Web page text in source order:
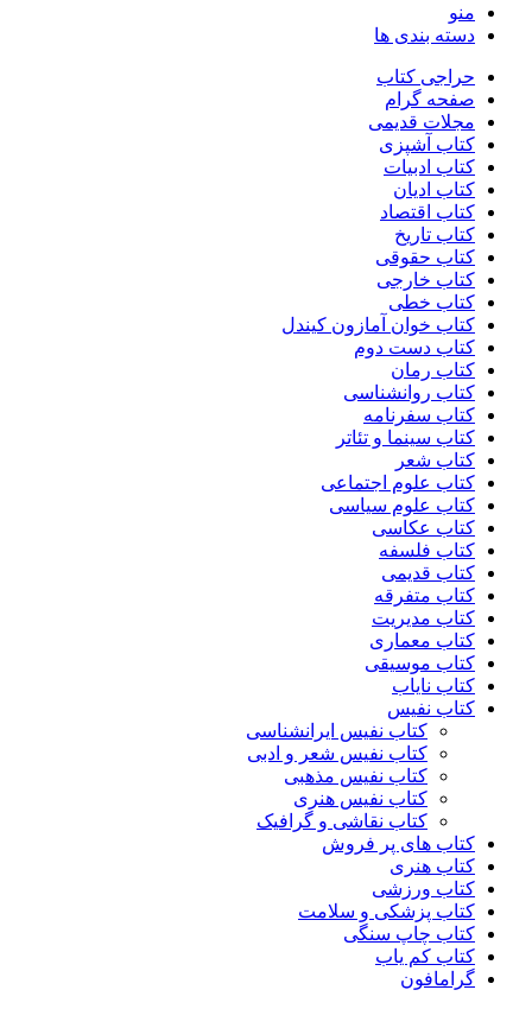
منو
دسته بندی ها
حراجی کتاب
صفحه گرام
مجلات قدیمی
کتاب آشپزی
کتاب ادبیات
کتاب ادیان
کتاب اقتصاد
کتاب تاریخ
کتاب حقوقی
کتاب خارجی
کتاب خطی
کتاب خوان آمازون کیندل
کتاب دست دوم
کتاب رمان
کتاب روانشناسی
کتاب سفرنامه
کتاب سینما و تئاتر
کتاب شعر
کتاب علوم اجتماعی
کتاب علوم سیاسی
کتاب عکاسی
کتاب فلسفه
کتاب قدیمی
کتاب متفرقه
کتاب مدیریت
کتاب معماری
کتاب موسیقی
کتاب نایاب
کتاب نفیس
کتاب نفیس ایرانشناسی
کتاب نفیس شعر و ادبی
کتاب نفیس مذهبی
کتاب نفیس هنری
کتاب نقاشی و گرافیک
کتاب های پر فروش
کتاب هنری
کتاب ورزشی
کتاب پزشکی و سلامت
کتاب چاپ سنگی
کتاب کم یاب
گرامافون